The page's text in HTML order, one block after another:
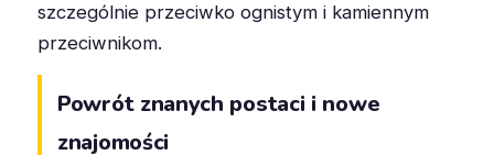
szczególnie przeciwko ognistym i kamiennym
przeciwnikom.
Powrót znanych postaci i nowe
znajomości